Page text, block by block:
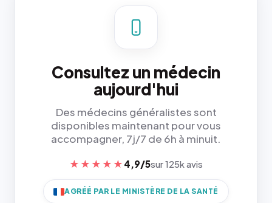
Consultez un médecin
aujourd'hui
Des médecins généralistes sont
disponibles maintenant pour vous
accompagner, 7j/7 de 6h à minuit.
★★★★★ 4,9/5sur 125k avis
AGRÉÉ PAR LE MINISTÈRE DE LA SANTÉ